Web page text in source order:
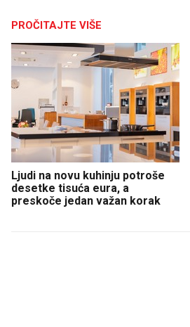
PROČITAJTE VIŠE
Ljudi na novu kuhinju potroše
desetke tisuća eura, a
preskoče jedan važan korak